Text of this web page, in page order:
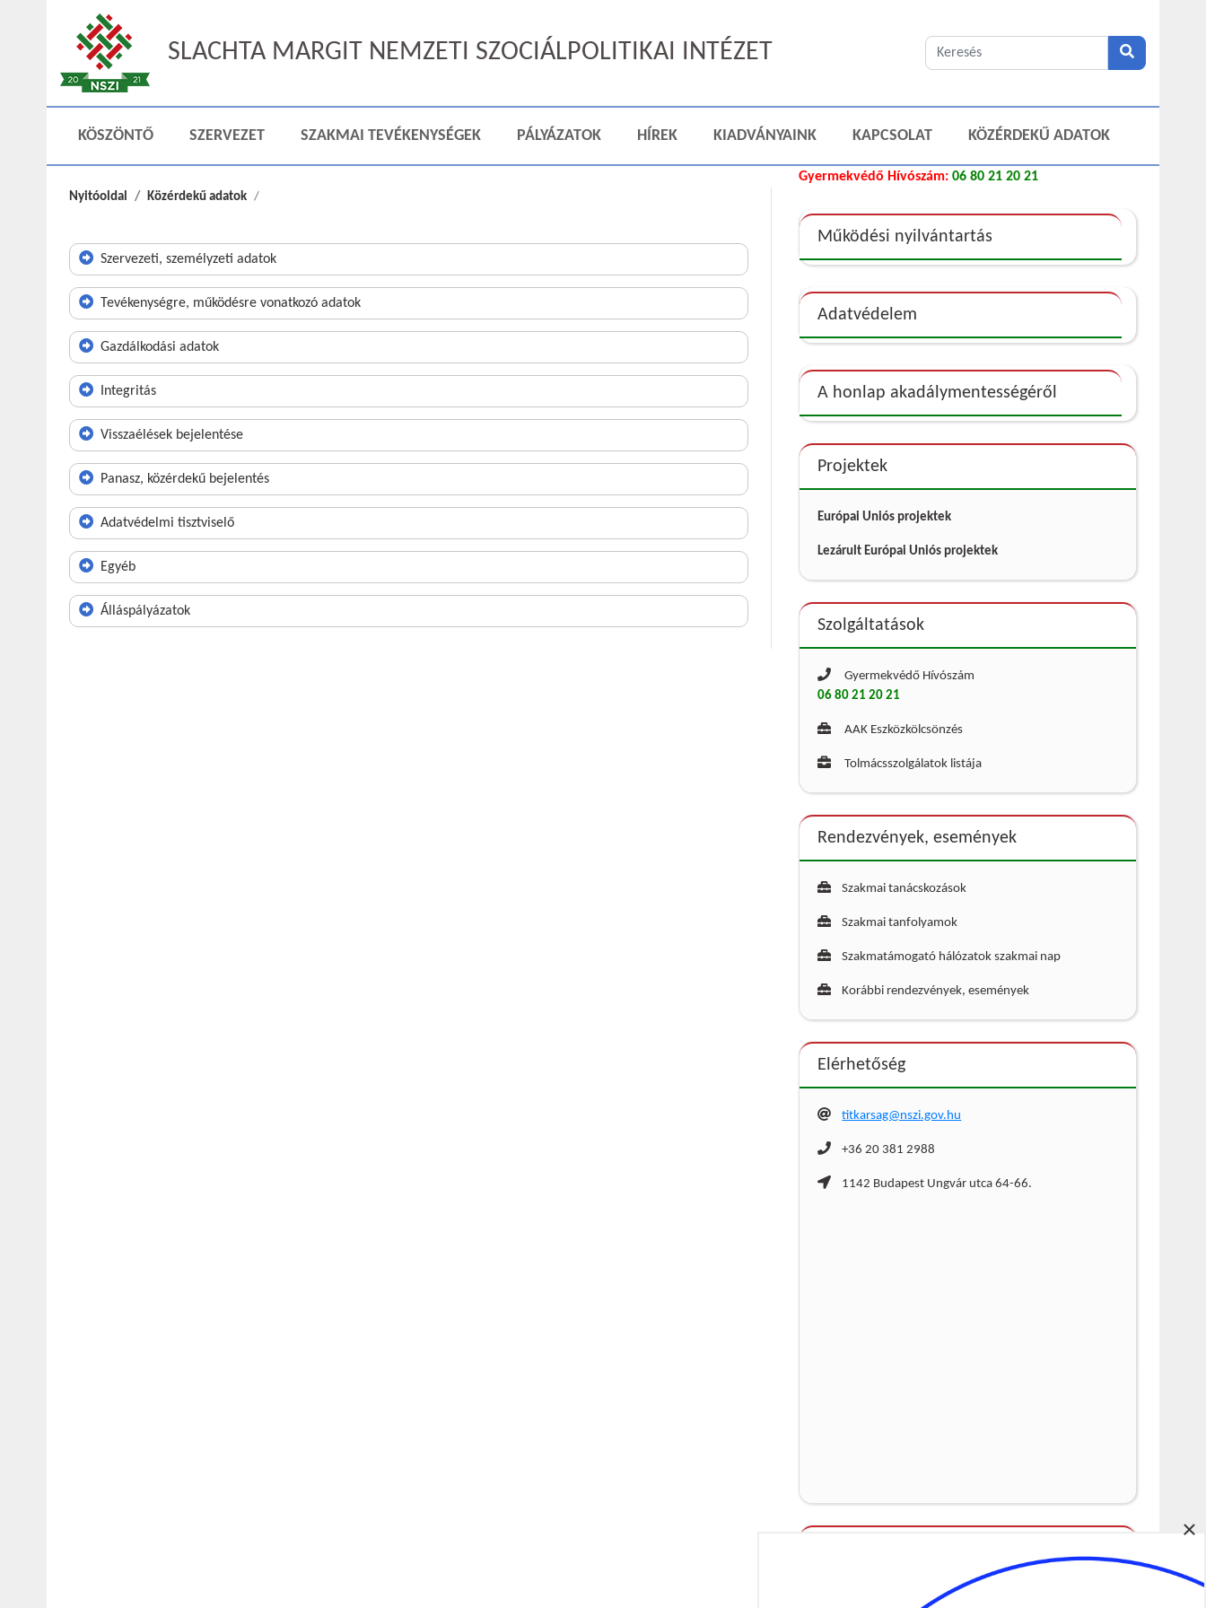
×
SLACHTA MARGIT NEMZETI SZOCIÁLPOLITIKAI INTÉZET
KÖSZÖNTŐ SZERVEZET SZAKMAI TEVÉKENYSÉGEK PÁLYÁZATOK HÍREK KIADVÁNYAINK KAPCSOLAT KÖZÉRDEKŰ ADATOK
Nyitóoldal Közérdekű adatok
Szervezeti, személyzeti adatok
Tevékenységre, működésre vonatkozó adatok
Gazdálkodási adatok
Integritás
Visszaélések bejelentése
Panasz, közérdekű bejelentés
Adatvédelmi tisztviselő
Egyéb
Álláspályázatok
Gyermekvédő Hívószám: 06 80 21 20 21
Működési nyilvántartás
Adatvédelem
A honlap akadálymentességéről
Projektek
Európai Uniós projektek
Lezárult Európai Uniós projektek
Szolgáltatások
Gyermekvédő Hívószám
06 80 21 20 21
AAK Eszközkölcsönzés
Tolmácsszolgálatok listája
Rendezvények, események
Szakmai tanácskozások
Szakmai tanfolyamok
Szakmatámogató hálózatok szakmai nap
Korábbi rendezvények, események
Elérhetőség
titkarsag@nszi.gov.hu
+36 20 381 2988
1142 Budapest Ungvár utca 64-66.